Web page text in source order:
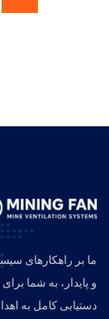
ما بر راهکارهای
و پایدار، به شما
دستیابی کامل به